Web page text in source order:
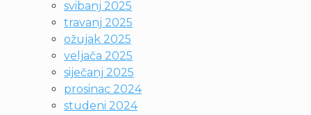
svibanj 2025
travanj 2025
ožujak 2025
veljača 2025
siječanj 2025
prosinac 2024
studeni 2024